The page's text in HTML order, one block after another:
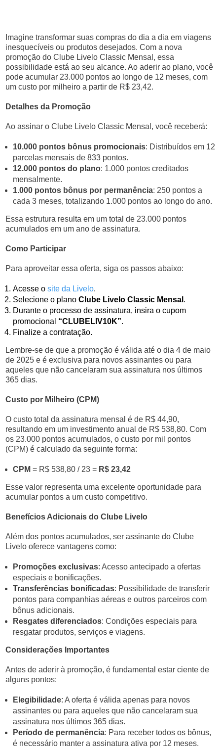
Imagine transformar suas compras do dia a dia em viagens
inesquecíveis ou produtos desejados. Com a nova
promoção do Clube Livelo Classic Mensal, essa
possibilidade está ao seu alcance. Ao aderir ao plano, você
pode acumular 23.000 pontos ao longo de 12 meses, com
um custo por milheiro a partir de R$ 23,42.
Detalhes da Promoção
Ao assinar o Clube Livelo Classic Mensal, você receberá:
10.000 pontos bônus promocionais: Distribuídos em 12
parcelas mensais de 833 pontos.
12.000 pontos do plano: 1.000 pontos creditados
mensalmente.
1.000 pontos bônus por permanência: 250 pontos a
cada 3 meses, totalizando 1.000 pontos ao longo do ano.
Essa estrutura resulta em um total de 23.000 pontos
acumulados em um ano de assinatura.
Como Participar
Para aproveitar essa oferta, siga os passos abaixo:
Acesse osite da Livelo.
Selecione o planoClube Livelo Classic Mensal .
Durante o processo de assinatura, insira o cupom
promocional “CLUBELIV10K”.
Finalize a contratação.
Lembre-se de que a promoção é válida até o dia 4 de maio
de 2025 e é exclusiva para novos assinantes ou para
aqueles que não cancelaram sua assinatura nos últimos
365 dias.
Custo por Milheiro (CPM)
O custo total da assinatura mensal é de R$ 44,90,
resultando em um investimento anual de R$ 538,80. Com
os 23.000 pontos acumulados, o custo por mil pontos
(CPM) é calculado da seguinte forma:
CPM = R$ 538,80 / 23 = R$ 23,42
Esse valor representa uma excelente oportunidade para
acumular pontos a um custo competitivo.
Benefícios Adicionais do Clube Livelo
Além dos pontos acumulados, ser assinante do Clube
Livelo oferece vantagens como:
Promoções exclusivas: Acesso antecipado a ofertas
especiais e bonificações.
Transferências bonificadas: Possibilidade de transferir
pontos para companhias aéreas e outros parceiros com
bônus adicionais.
Resgates diferenciados: Condições especiais para
resgatar produtos, serviços e viagens.
Considerações Importantes
Antes de aderir à promoção, é fundamental estar ciente de
alguns pontos:
Elegibilidade: A oferta é válida apenas para novos
assinantes ou para aqueles que não cancelaram sua
assinatura nos últimos 365 dias.
Período de permanência: Para receber todos os bônus,
é necessário manter a assinatura ativa por 12 meses.